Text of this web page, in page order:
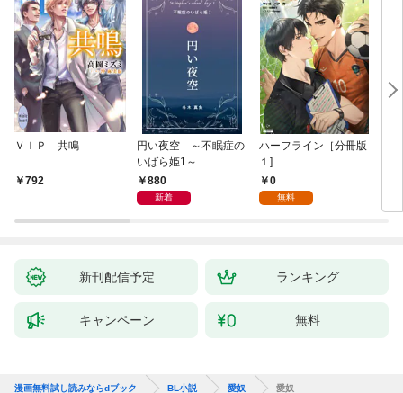
ＶＩＰ 共鳴
792
円い夜空 ～不眠症の
いばら姫1～
880
新着
ハーフライン［分冊版
１]
0
無料
死
は
新刊配信予定 ランキング
キャンペーン 無料
漫画無料試し読みならdブック BL小説 愛奴 愛奴